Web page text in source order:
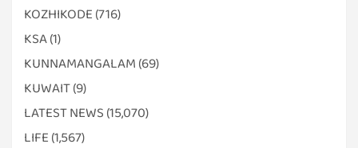
KOZHIKODE (716)
KSA(1)
KUNNAMANGALAM (69)
KUWAIT(9)
LATEST NEWS (15,070)
LIFE (1,567)